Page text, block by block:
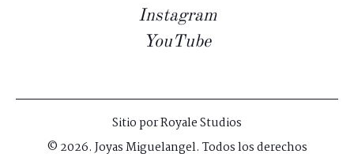
Instagram
YouTube
Sitio porRoyale Studios
© 2026. Joyas Miguelangel. Todos los derechos